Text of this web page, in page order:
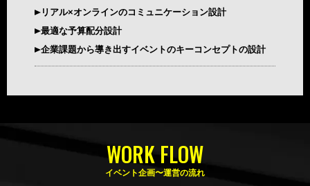
リアル×オンラインのコミュニケーション設計
最適な予算配分設計
企業課題から導き出すイベントのキーコンセプトの設計
イベント企画〜運営の流れ
WORK FLOW